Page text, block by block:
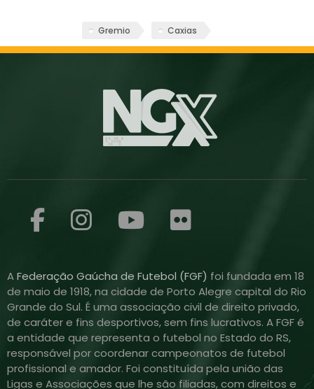
Gremio Caxias
AFederação Gaúcha de Futebol (FGF) foi fundada em 18
de maio de 1918, na cidade de Porto Alegre capital do Rio
Grande do Sul. É uma associação civil de direito privado,
de caráter e fins desportivos, sem fins lucrativos. A FGF é
a entidade que representa o futebol no Estado do RS,
responsável por coordenar campeonatos de futebol
profissional e amador. Foi constituída pela união das
Ligas e Associações que lhe são filiadas, com direitos e